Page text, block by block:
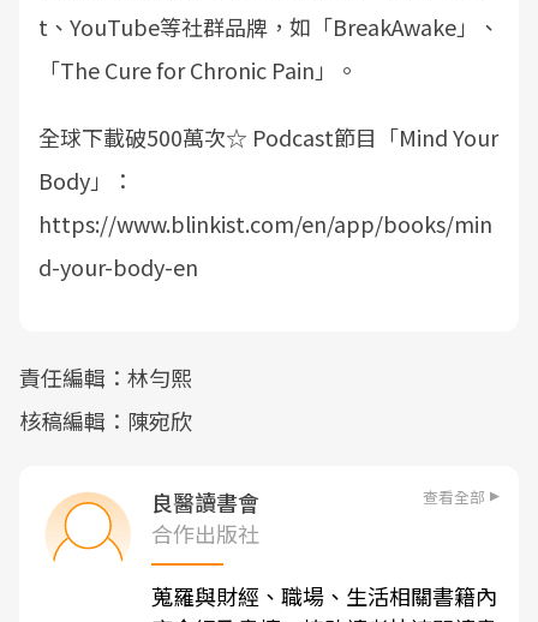
t、YouTube等社群品牌，如「BreakAwake」、
「The Cure for Chronic Pain」。
全球下載破500萬次☆ Podcast節目「Mind Your
Body」：
https://www.blinkist.com/en/app/books/min
d-your-body-en
責任編輯：林勻熙
核稿編輯：陳宛欣
良醫讀書會 查看全部
合作出版社
蒐羅與財經、職場、生活相關書籍內